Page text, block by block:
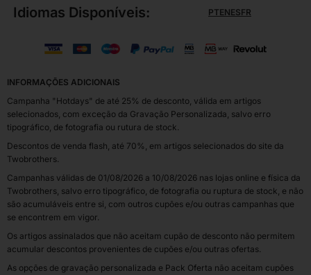
Idiomas Disponíveis: PTENESFR
INFORMAÇÕES ADICIONAIS
Campanha "Hotdays" de até 25% de desconto, válida em artigos
selecionados, com exceção da Gravação Personalizada, salvo erro
tipográfico, de fotografia ou rutura de stock.
Descontos de venda flash, até 70%, em artigos selecionados do site da
Twobrothers.
Campanhas válidas de 01/08/2026 a 10/08/2026 nas lojas online e física da
Twobrothers, salvo erro tipográfico, de fotografia ou ruptura de stock, e não
são acumuláveis entre si, com outros cupões e/ou outras campanhas que
se encontrem em vigor.
Os artigos assinalados que não aceitam cupão de desconto não permitem
acumular descontos provenientes de cupões e/ou outras ofertas.
As opções de gravação personalizada e Pack Oferta não aceitam cupões